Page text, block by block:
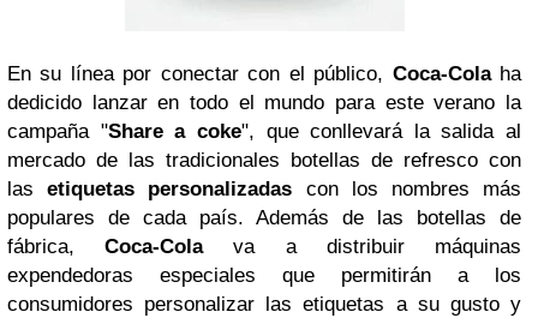
En su línea por conectar con el público, Coca-Colaha
dedicido lanzar en todo el mundo para este verano la
campaña "Share a coke", que conllevará la salida al
mercado de las tradicionales botellas de refresco con
lasetiquetas personalizadas con los nombres más
populares de cada país. Además de las botellas de
fábrica,Coca-Colava a distribuir máquinas
expendedoras especiales que permitirán a los
consumidores personalizar las etiquetas a su gusto y